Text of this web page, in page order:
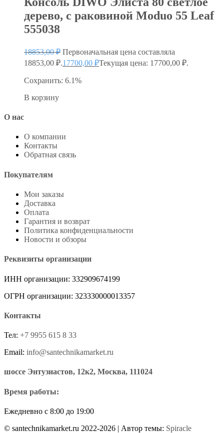
дерево, с раковиной Moduo 55 Leaf
555038
18853,00₽ Первоначальная цена составляла
18853,00 ₽.17700,00 ₽Текущая цена: 17700,00 ₽.
Сохранить: 6.1%
В корзину
О нас
О компании
Контакты
Обратная связь
Покупателям
Мои заказы
Доставка
Оплата
Гарантия и возврат
Политика конфиденциальности
Новости и обзоры
Реквизиты организации
ИНН организации: 332909674199
ОГРН организации: 323330000013357
Контакты
Тел: +7 9955 615 8 33
Email: info@santechnikamarket.ru
шоссе Энтузиастов, 12к2, Москва, 111024
Время работы:
Ежедневно с 8:00 до 19:00
© santechnikamarket.ru 2022-2026 | Автор темы: Spiracle